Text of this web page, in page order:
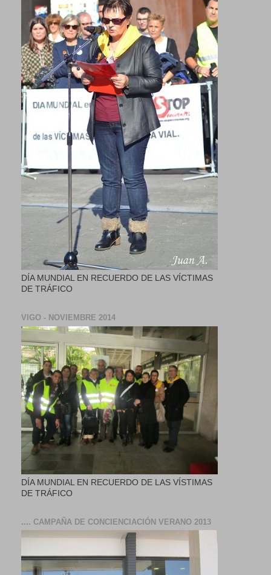
DÍA MUNDIAL EN RECUERDO DE LAS VÍCTIMAS
DE TRÁFICO
VIGO - NOVIEMBRE 2014
DÍA MUNDIAL EN RECUERDO DE LAS VÍSTIMAS
DE TRÁFICO
.... CAMPAÑA DE CONCIENCIACIÓN VERANO 2013